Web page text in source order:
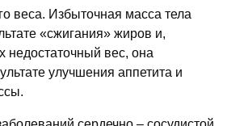
веса. Избыточная масса тела
«сжигания» жиров и,
недостаточный вес, она
улучшения аппетита и